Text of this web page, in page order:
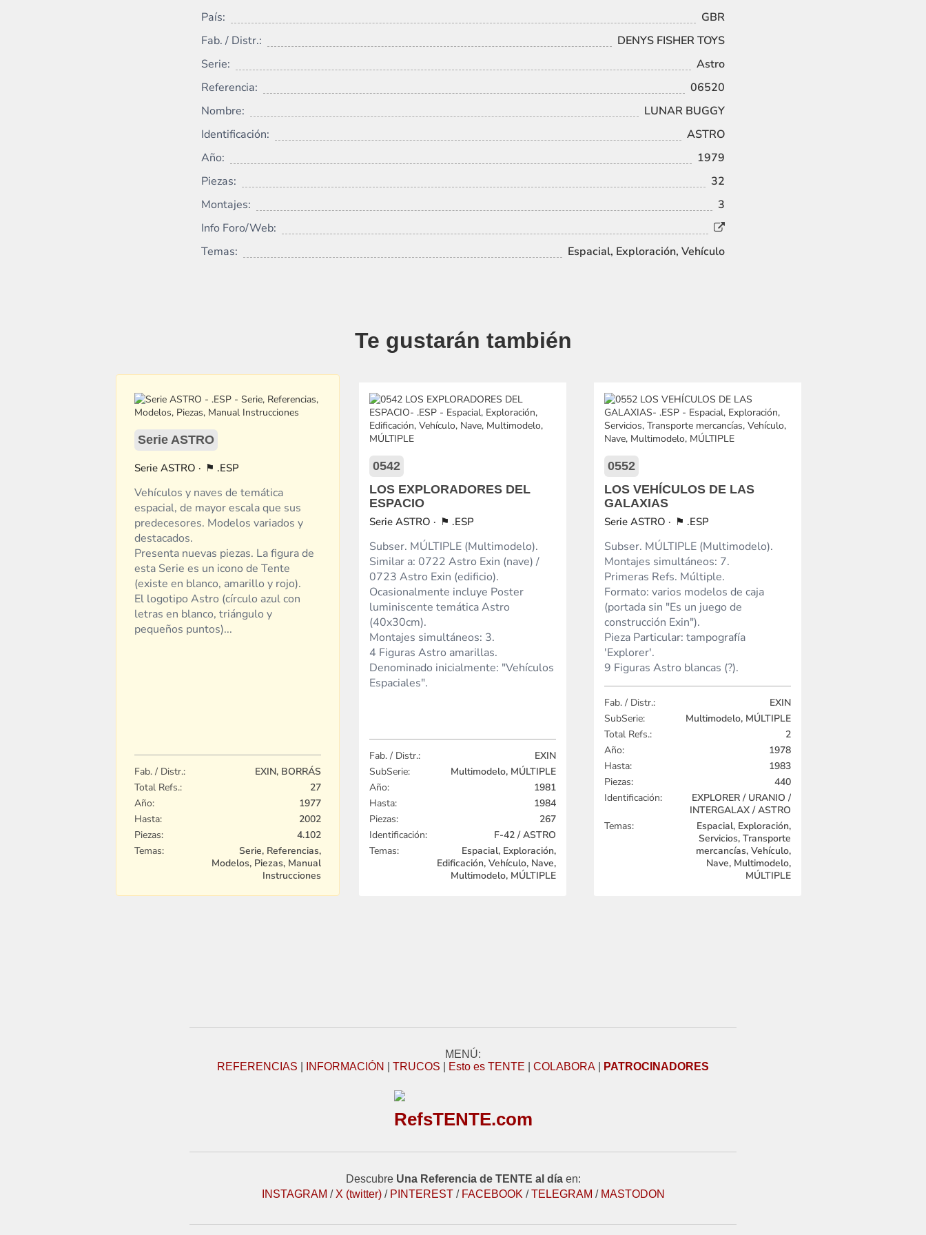
País:
GBR
Fab. / Distr.:
DENYS FISHER TOYS
Serie:
Astro
Referencia:
06520
Nombre:
LUNAR BUGGY
Identificación:
ASTRO
Año:
1979
Piezas:
32
Montajes:
3
Info Foro/Web:
Temas:
Espacial, Exploración, Vehículo
Te gustarán también
Serie ASTRO
ASTRO .ESP
Vehículos y naves de temática
espacial, de mayor escala que sus
predecesores. Modelos variados y
destacados.
Presenta nuevas piezas. La figura de
esta Serie es un icono de Tente
(existe en blanco, amarillo y rojo).
El logotipo Astro (círculo azul con
letras en blanco, triángulo y
pequeños puntos)...
Fab. / Distr.:
EXIN, BORRÁS
Total Refs.:
27
Año:
1977
Hasta:
2002
Piezas:
4.102
Temas:
Serie, Referencias,
Modelos, Piezas, Manual
Instrucciones
0542
LOS EXPLORADORES DEL
ESPACIO
ASTRO
.ESP
Subser. MÚLTIPLE (Multimodelo).
Similar a: 0722 Astro Exin (nave) /
0723 Astro Exin (edificio).
Ocasionalmente incluye Poster
luminiscente temática Astro
(40x30cm).
Montajes simultáneos: 3.
4 Figuras Astro amarillas.
Denominado inicialmente: "Vehículos
Espaciales".
Fab. / Distr.:
EXIN
SubSerie:
Multimodelo, MÚLTIPLE
Año:
1981
Hasta:
1984
Piezas:
267
Identificación:
F-42 / ASTRO
Temas:
Espacial, Exploración,
Edificación, Vehículo, Nave,
Multimodelo, MÚLTIPLE
0552
LOS VEHÍCULOS DE LAS
GALAXIAS
ASTRO
.ESP
Subser. MÚLTIPLE (Multimodelo).
Montajes simultáneos: 7.
Primeras Refs. Múltiple.
Formato: varios modelos de caja
(portada sin "Es un juego de
construcción Exin").
Pieza Particular: tampografía
'Explorer'.
9 Figuras Astro blancas (?).
Fab. / Distr.:
EXIN
SubSerie:
Multimodelo, MÚLTIPLE
Total Refs.:
2
Año:
1978
Hasta:
1983
Piezas:
440
Identificación:
EXPLORER / URANIO /
INTERGALAX / ASTRO
Temas:
Espacial, Exploración,
Servicios, Transporte
mercancías, Vehículo,
Nave, Multimodelo,
MÚLTIPLE
MENÚ:
REFERENCIAS
INFORMACIÓN TRUCOS Esto es TENTE COLABORA PATROCINADORES
RefsTENTE.com
Descubre Una Referencia de TENTE al díaen:
INSTAGRAM / X (twitter)/ PINTEREST/ FACEBOOK /TELEGRAM / MASTODON